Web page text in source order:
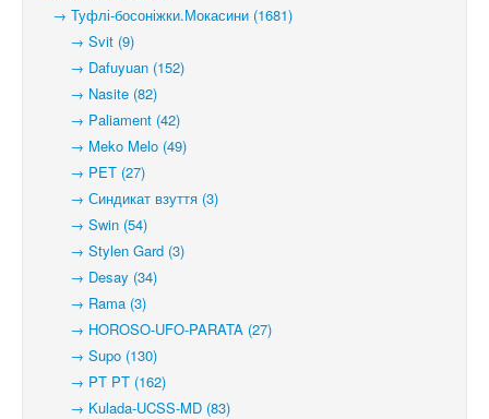
→ Туфлі-босоніжки.Мокасини (1681)
→ Svit (9)
→ Dafuyuan (152)
→ Nasite (82)
→ Paliament (42)
→ Meko Melo (49)
→ PET (27)
→ Синдикат взуття (3)
→ Swin (54)
→ Stylen Gard (3)
→ Desay (34)
→ Rama (3)
→ HOROSO-UFO-PARATA (27)
→ Supo (130)
→ PT PT (162)
→ Kulada-UCSS-MD (83)